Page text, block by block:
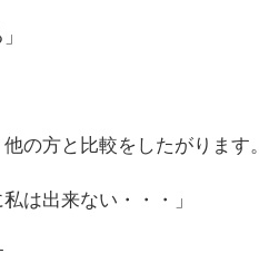
の方と比較をしたがります。
は出来ない・・・」